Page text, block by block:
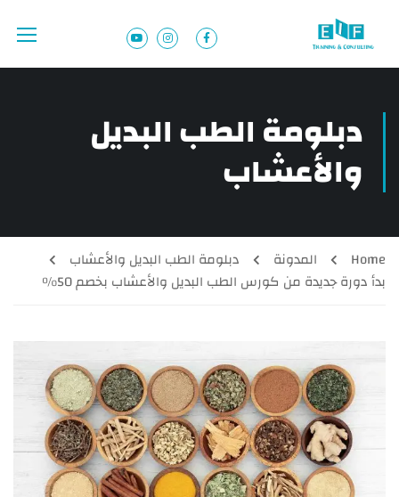
دبلومة الطب البديل
والأعشاب
Home المدونة
دبلومة الطب البديل والأعشاب
بدأ دورة جديدة من كورس الطب البديل والأعشاب بخصم 50%